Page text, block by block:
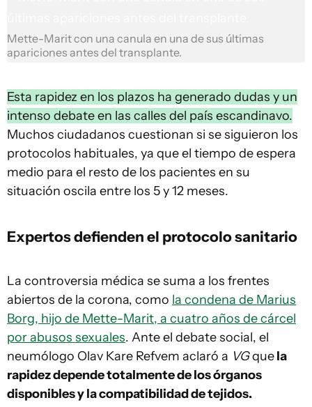
Mette-Marit con una canula en una de sus últimas
apariciones antes del transplante.
Esta rapidez en los plazos ha generado dudas y un
intenso debate en las calles del país escandinavo.
Muchos ciudadanos cuestionan si se siguieron los
protocolos habituales, ya que el tiempo de espera
medio para el resto de los pacientes en su
situación oscila entre los 5 y 12 meses.
Expertos defienden el protocolo sanitario
La controversia médica se suma a los frentes
abiertos de la corona, como la condena de Marius
Borg, hijo de Mette-Marit, a cuatro años de cárcel
por abusos sexuales. Ante el debate social, el
neumólogo Olav Kare Refvem aclaró a VGquela
rapidez depende totalmente de los órganos
disponibles y la compatibilidad de tejidos.